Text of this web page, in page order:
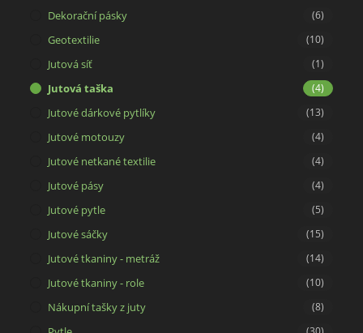
Dekorační pásky (6)
Geotextilie (10)
Jutová síť (1)
Jutová taška (4)
Jutové dárkové pytlíky (13)
Jutové motouzy (4)
Jutové netkané textilie (4)
Jutové pásy (4)
Jutové pytle (5)
Jutové sáčky (15)
Jutové tkaniny - metráž (14)
Jutové tkaniny - role (10)
Nákupní tašky z juty (8)